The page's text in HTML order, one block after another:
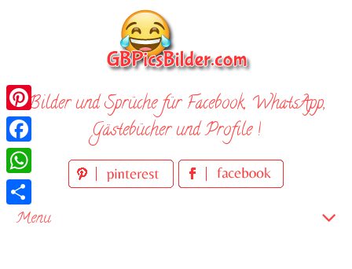
Bilder und Sprüche für Facebook, WhatsApp,
Gästebücher und Profile !
Menu
Pinterest
Facebook
WhatsApp
Teilen